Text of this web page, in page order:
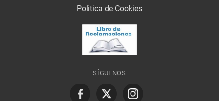
Politica de Cookies
SÍGUENOS